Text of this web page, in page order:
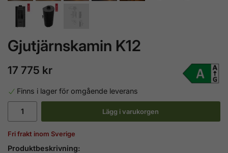
Gjutjärnskamin K12
17 775 kr
Finns i lager för omgående leverans
Lägg i varukorgen
Fri frakt inom Sverige
Produktbeskrivning: